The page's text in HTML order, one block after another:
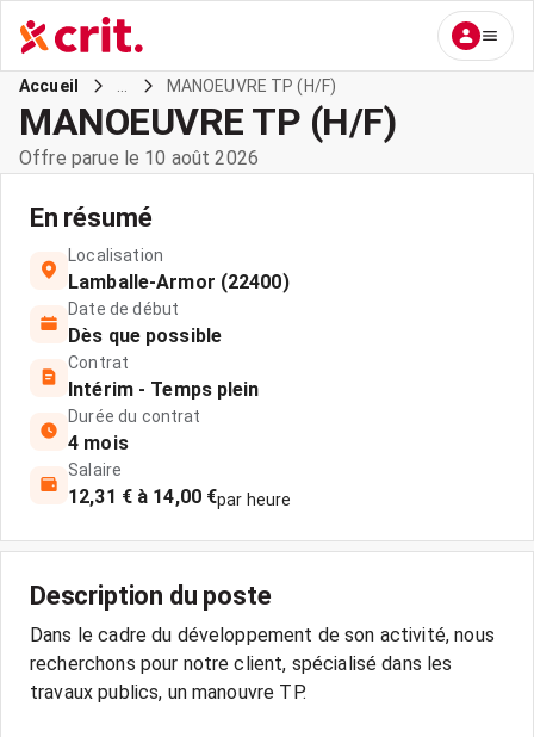
Accueil MANOEUVRE TP (H/F)
MANOEUVRE TP (H/F)
Offre parue le 10 août 2026
En résumé
Localisation
Lamballe-Armor (22400)
Date de début
Dès que possible
Contrat
Intérim - Temps plein
Durée du contrat
4 mois
Salaire
12,31 € à 14,00 €par heure
Description du poste
Dans le cadre du développement de son activité, nous
recherchons pour notre client, spécialisé dans les
travaux publics, un manouvre TP.